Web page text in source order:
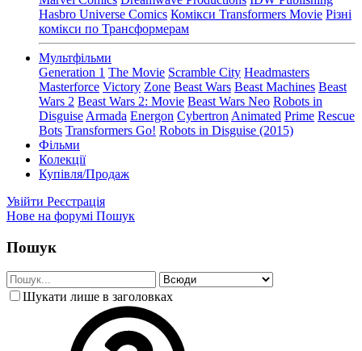
Hasbro Universe Comics Комікси Transformers Movie Різні
комікси по Трансформерам
Мультфільми
Generation 1 The Movie Scramble City Headmasters
Masterforce Victory Zone Beast Wars Beast Machines Beast
Wars 2 Beast Wars 2: Movie Beast Wars Neo Robots in
Disguise Armada Energon Cybertron Animated Prime Rescue
Bots Transformers Go! Robots in Disguise (2015)
Фільми
Колекції
Купівля/Продаж
Увійти Реєстрація
Нове на форумі Пошук
Пошук
Шукати лише в заголовках